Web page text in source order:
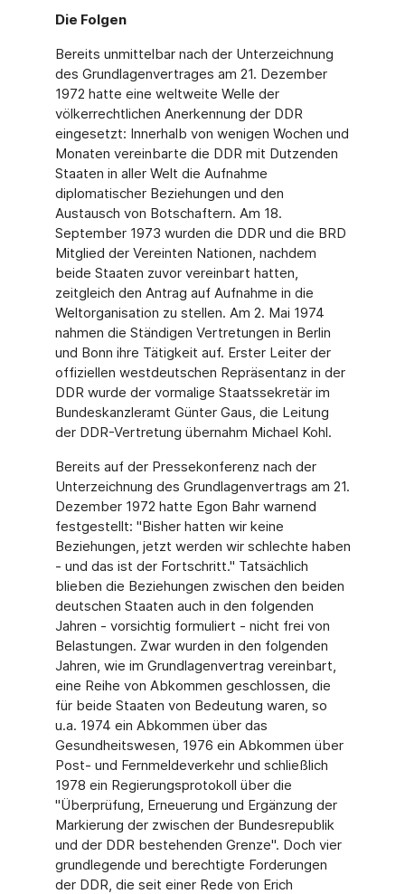
Die Folgen
Bereits unmittelbar nach der Unterzeichnung
des Grundlagenvertrages am 21. Dezember
1972 hatte eine weltweite Welle der
völkerrechtlichen Anerkennung der DDR
eingesetzt: Innerhalb von wenigen Wochen und
Monaten vereinbarte die DDR mit Dutzenden
Staaten in aller Welt die Aufnahme
diplomatischer Beziehungen und den
Austausch von Botschaftern. Am 18.
September 1973 wurden die DDR und die BRD
Mitglied der Vereinten Nationen, nachdem
beide Staaten zuvor vereinbart hatten,
zeitgleich den Antrag auf Aufnahme in die
Weltorganisation zu stellen. Am 2. Mai 1974
nahmen die Ständigen Vertretungen in Berlin
und Bonn ihre Tätigkeit auf. Erster Leiter der
offiziellen westdeutschen Repräsentanz in der
DDR wurde der vormalige Staatssekretär im
Bundeskanzleramt Günter Gaus, die Leitung
der DDR-Vertretung übernahm Michael Kohl.
Bereits auf der Pressekonferenz nach der
Unterzeichnung des Grundlagenvertrags am 21.
Dezember 1972 hatte Egon Bahr warnend
festgestellt: "Bisher hatten wir keine
Beziehungen, jetzt werden wir schlechte haben
- und das ist der Fortschritt." Tatsächlich
blieben die Beziehungen zwischen den beiden
deutschen Staaten auch in den folgenden
Jahren - vorsichtig formuliert - nicht frei von
Belastungen. Zwar wurden in den folgenden
Jahren, wie im Grundlagenvertrag vereinbart,
eine Reihe von Abkommen geschlossen, die
für beide Staaten von Bedeutung waren, so
u.a. 1974 ein Abkommen über das
Gesundheitswesen, 1976 ein Abkommen über
Post- und Fernmeldeverkehr und schließlich
1978 ein Regierungsprotokoll über die
"Überprüfung, Erneuerung und Ergänzung der
Markierung der zwischen der Bundesrepublik
und der DDR bestehenden Grenze". Doch vier
grundlegende und berechtigte Forderungen
der DDR, die seit einer Rede von Erich